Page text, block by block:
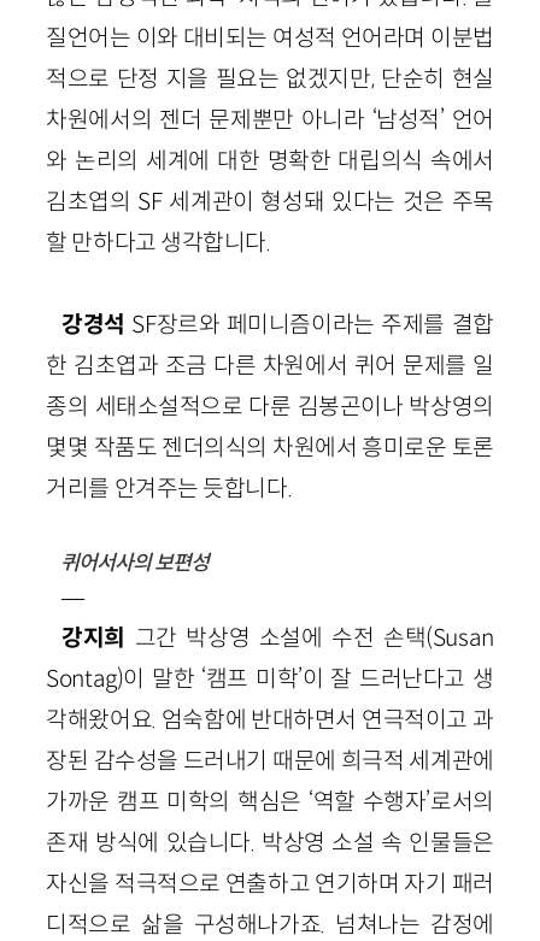
질언어는 이와 대비되는 여성적 언어라며 이분법
적으로 단정 지을 필요는 없겠지만, 단순히 현실
차원에서의 젠더 문제뿐만 아니라 ‘남성적’ 언어
와 논리의 세계에 대한 명확한 대립의식 속에서
김초엽의 SF 세계관이 형성돼 있다는 것은 주목
할 만하다고 생각합니다.
강경석 SF장르와 페미니즘이라는 주제를 결합
한 김초엽과 조금 다른 차원에서 퀴어 문제를 일
종의 세태소설적으로 다룬 김봉곤이나 박상영의
몇몇 작품도 젠더의식의 차원에서 흥미로운 토론
거리를 안겨주는 듯합니다.
퀴어서사의 보편성
—
강지희 그간 박상영 소설에 수전 손택(Susan
Sontag)이 말한 ‘캠프 미학’이 잘 드러난다고 생
각해왔어요. 엄숙함에 반대하면서 연극적이고 과
장된 감수성을 드러내기 때문에 희극적 세계관에
가까운 캠프 미학의 핵심은 ‘역할 수행자’로서의
존재 방식에 있습니다. 박상영 소설 속 인물들은
자신을 적극적으로 연출하고 연기하며 자기 패러
디적으로 삶을 구성해나가죠. 넘쳐나는 감정에